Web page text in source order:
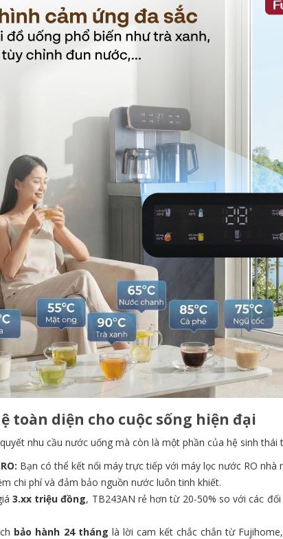
toàn diện cho cuộc sống hiện đại
nhu cầu nước uống mà còn là một phần của hệ sinh thái
Bạn có thể kết nối máy trực tiếp với máy lọc nước RO nhà
chi phí và đảm bảo nguồn nước luôn tinh khiết.
3.xxtriệu đồng, TB243AN rẻ hơn từ 20-50% so với các
bảo hành 24 tháng là lời cam kết chắc chắn từ